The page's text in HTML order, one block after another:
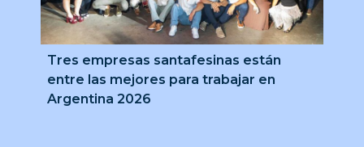
Tres empresas santafesinas están
entre las mejores para trabajar en
Argentina 2026